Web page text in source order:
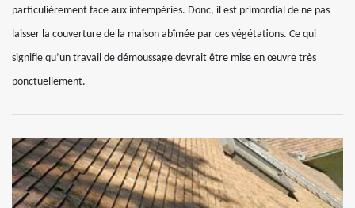
particulièrement face aux intempéries. Donc, il est primordial de ne pas
laisser la couverture de la maison abîmée par ces végétations. Ce qui
signifie qu’un travail de démoussage devrait être mise en œuvre très
ponctuellement.